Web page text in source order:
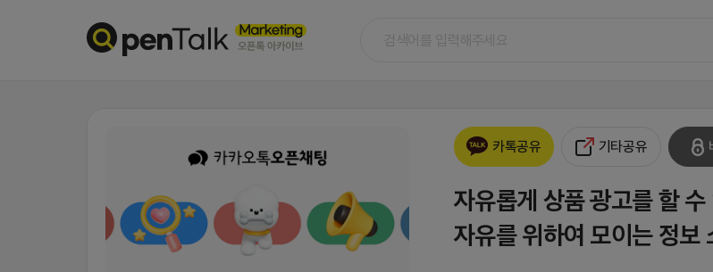
카톡공유 기타공유
자유롭게 상품 광고를 할
자유를 위하여 모이는 정보